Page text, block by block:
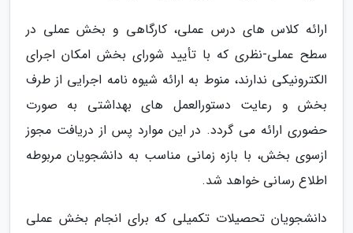
ارائه کلاس های درس عملی، کارگاهی و بخش عملی در
سطح عملی-نظری که با تأیید شورای بخش امکان اجرای
الکترونیکی ندارند، منوط به ارائه شیوه نامه اجرایی از طرف
بخش و رعایت دستورالعمل های بهداشتی به صورت
حضوری ارائه می گردد. در این موارد پس از دریافت مجوز
ازسوی بخش، با بازه زمانی مناسب به دانشجویان مربوطه
اطلاع رسانی خواهد شد.
دانشجویان تحصیلات تکمیلی که برای انجام بخش عملی